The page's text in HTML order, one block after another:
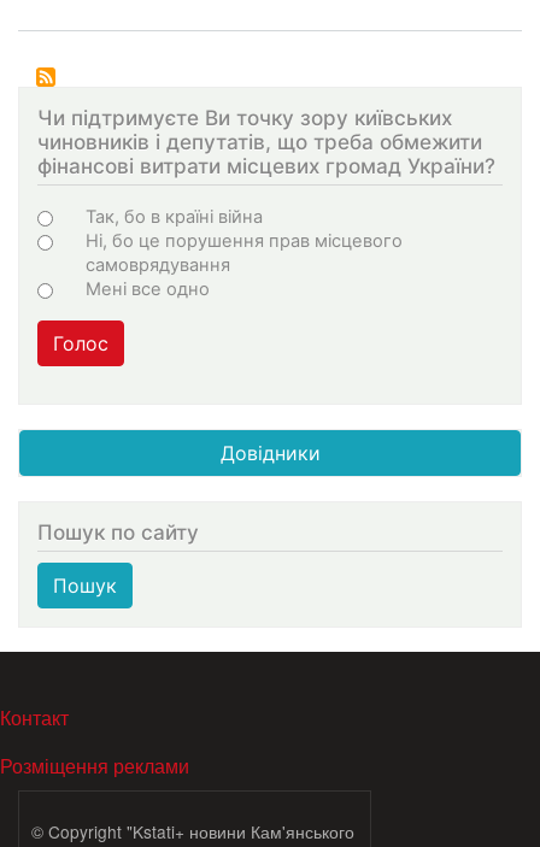
Чи підтримуєте Ви точку зору київських
чиновників і депутатів, що треба обмежити
фінансові витрати місцевих громад України?
Варіанти
Так, бо в країні війна
Ні, бо це порушення прав місцевого
самоврядування
Мені все одно
Голос
Довідники
Пошук по сайту
Пошук
МЕНЮ В ПОДВАЛЕ
Контакт
Розміщення реклами
© Copyright "Kstati+ новини Кам'янського